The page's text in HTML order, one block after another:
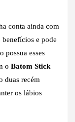
conta ainda com
benefícios e pode
possua esses
o Batom Stick
duas recém
os lábios